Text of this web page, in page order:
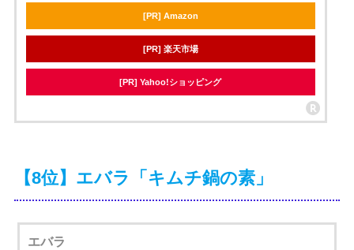
[PR] Amazon
[PR] 楽天市場
[PR] Yahoo!ショッピング
【8位】エバラ「キムチ鍋の素」
エバラ